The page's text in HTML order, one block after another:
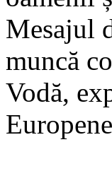
Mesajul
muncă
Vodă,